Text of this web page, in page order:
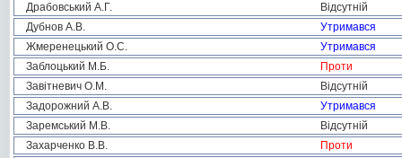
Драбовський А.Г.
Відсутній
Дубнов А.В.
Утримався
Жмеренецький О.С.
Утримався
Заблоцький М.Б.
Проти
Завітневич О.М.
Відсутній
Задорожний А.В.
Утримався
Заремський М.В.
Відсутній
Захарченко В.В.
Проти